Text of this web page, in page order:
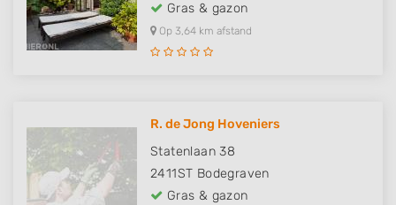
Gras & gazon
Op 3,64 km afstand
R. de Jong Hoveniers
Statenlaan 38
2411ST Bodegraven
Gras & gazon